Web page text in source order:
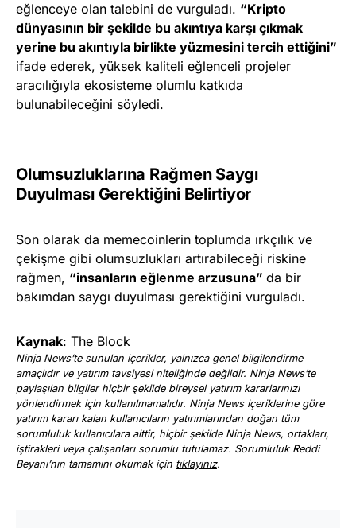
eğlenceye olan talebini de vurguladı. “Kripto
dünyasının bir şekilde bu akıntıya karşı çıkmak
yerine bu akıntıyla birlikte yüzmesini tercih ettiğini”
ifade ederek, yüksek kaliteli eğlenceli projeler
aracılığıyla ekosisteme olumlu katkıda
bulunabileceğini söyledi.
Olumsuzluklarına Rağmen Saygı
Duyulması Gerektiğini Belirtiyor
Son olarak da memecoinlerin toplumda ırkçılık ve
çekişme gibi olumsuzlukları artırabileceği riskine
rağmen, “insanların eğlenme arzusuna” da bir
bakımdan saygı duyulması gerektiğini vurguladı.
Kaynak: The Block
Ninja News’te sunulan içerikler, yalnızca genel bilgilendirme
amaçlıdır ve yatırım tavsiyesi niteliğinde değildir. Ninja News’te
paylaşılan bilgiler hiçbir şekilde bireysel yatırım kararlarınızı
yönlendirmek için kullanılmamalıdır. Ninja News içeriklerine göre
yatırım kararı kalan kullanıcıların yatırımlarından doğan tüm
sorumluluk kullanıcılara aittir, hiçbir şekilde Ninja News, ortakları,
iştirakleri veya çalışanları sorumlu tutulamaz. Sorumluluk Reddi
Beyanı’nın tamamını okumak için tıklayınız.